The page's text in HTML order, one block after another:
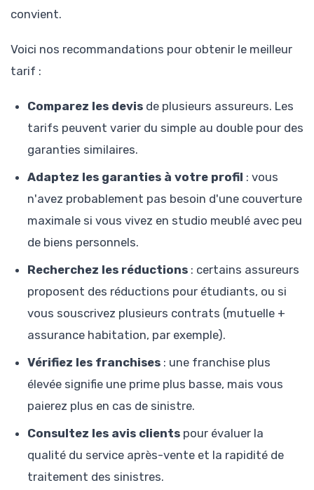
convient.
Voici nos recommandations pour obtenir le meilleur
tarif :
Comparez les devis de plusieurs assureurs. Les
tarifs peuvent varier du simple au double pour des
garanties similaires.
Adaptez les garanties à votre profil : vous
n'avez probablement pas besoin d'une couverture
maximale si vous vivez en studio meublé avec peu
de biens personnels.
Recherchez les réductions : certains assureurs
proposent des réductions pour étudiants, ou si
vous souscrivez plusieurs contrats (mutuelle +
assurance habitation, par exemple).
Vérifiez les franchises : une franchise plus
élevée signifie une prime plus basse, mais vous
paierez plus en cas de sinistre.
Consultez les avis clients pour évaluer la
qualité du service après-vente et la rapidité de
traitement des sinistres.